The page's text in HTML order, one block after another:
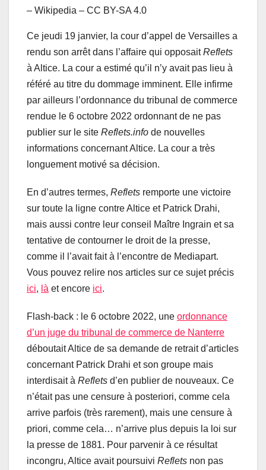
– Wikipedia – CC BY-SA 4.0
Ce jeudi 19 janvier, la cour d’appel de Versailles a
rendu son arrêt dans l’affaire qui opposaitReflets
à Altice. La cour a estimé qu’il n’y avait pas lieu à
référé au titre du dommage imminent. Elle infirme
par ailleurs l’ordonnance du tribunal de commerce
rendue le 6 octobre 2022 ordonnant de ne pas
publier sur le site Reflets.info de nouvelles
informations concernant Altice. La cour a très
longuement motivé sa décision.
En d’autres termes, Reflets remporte une victoire
sur toute la ligne contre Altice et Patrick Drahi,
mais aussi contre leur conseil Maître Ingrain et sa
tentative de contourner le droit de la presse,
comme il l’avait fait à l’encontre de Mediapart.
Vous pouvez relire nos articles sur ce sujet précis
ici, là et encore ici.
Flash-back : le 6 octobre 2022, une ordonnance
d’un juge du tribunal de commerce de Nanterre
déboutait Altice de sa demande de retrait d’articles
concernant Patrick Drahi et son groupe mais
interdisait à Reflets d’en publier de nouveaux. Ce
n’était pas une censure à posteriori, comme cela
arrive parfois (très rarement), mais une censure à
priori, comme cela… n’arrive plus depuis la loi sur
la presse de 1881. Pour parvenir à ce résultat
incongru, Altice avait poursuivi Reflets non pas